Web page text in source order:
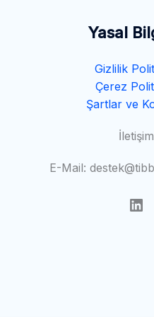
Yasal
Gizlilik
Çerez
Şartlar ve
İletişim
E-Mail: